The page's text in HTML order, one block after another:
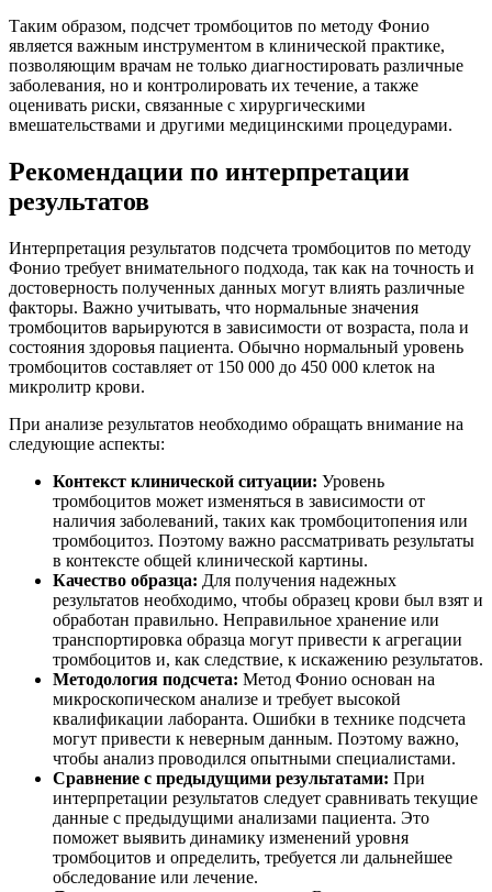
Таким образом, подсчет тромбоцитов по методу Фонио
является важным инструментом в клинической практике,
позволяющим врачам не только диагностировать различные
заболевания, но и контролировать их течение, а также
оценивать риски, связанные с хирургическими
вмешательствами и другими медицинскими процедурами.
Рекомендации по интерпретации
результатов
Интерпретация результатов подсчета тромбоцитов по методу
Фонио требует внимательного подхода, так как на точность и
достоверность полученных данных могут влиять различные
факторы. Важно учитывать, что нормальные значения
тромбоцитов варьируются в зависимости от возраста, пола и
состояния здоровья пациента. Обычно нормальный уровень
тромбоцитов составляет от 150 000 до 450 000 клеток на
микролитр крови.
При анализе результатов необходимо обращать внимание на
следующие аспекты:
Контекст клинической ситуации: Уровень
тромбоцитов может изменяться в зависимости от
наличия заболеваний, таких как тромбоцитопения или
тромбоцитоз. Поэтому важно рассматривать результаты
в контексте общей клинической картины.
Качество образца: Для получения надежных
результатов необходимо, чтобы образец крови был взят и
обработан правильно. Неправильное хранение или
транспортировка образца могут привести к агрегации
тромбоцитов и, как следствие, к искажению результатов.
Методология подсчета: Метод Фонио основан на
микроскопическом анализе и требует высокой
квалификации лаборанта. Ошибки в технике подсчета
могут привести к неверным данным. Поэтому важно,
чтобы анализ проводился опытными специалистами.
Сравнение с предыдущими результатами: При
интерпретации результатов следует сравнивать текущие
данные с предыдущими анализами пациента. Это
поможет выявить динамику изменений уровня
тромбоцитов и определить, требуется ли дальнейшее
обследование или лечение.